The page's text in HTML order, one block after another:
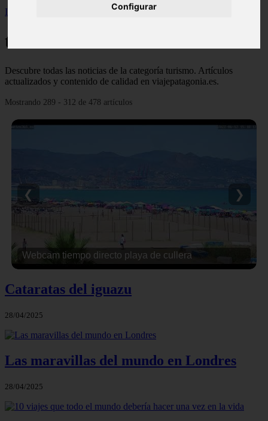
Configurar
Inicio
Página 13
turismo
Descubre todas las noticias de la categoría turismo. Artículos
actualizados y contenido de calidad en viajepatagonia.es.
Mostrando 289 - 312 de 478 artículos
Webcam calpe playa fossa
❮ ❯
Cataratas del iguazu
28/04/2025
Las maravillas del mundo en Londres
28/04/2025